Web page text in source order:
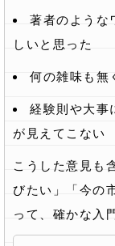
著者のような
しいと思った
何の雑味も無
経験則や大事
が見えてこない
こうした意見も
びたい」「今の
って、確かな入